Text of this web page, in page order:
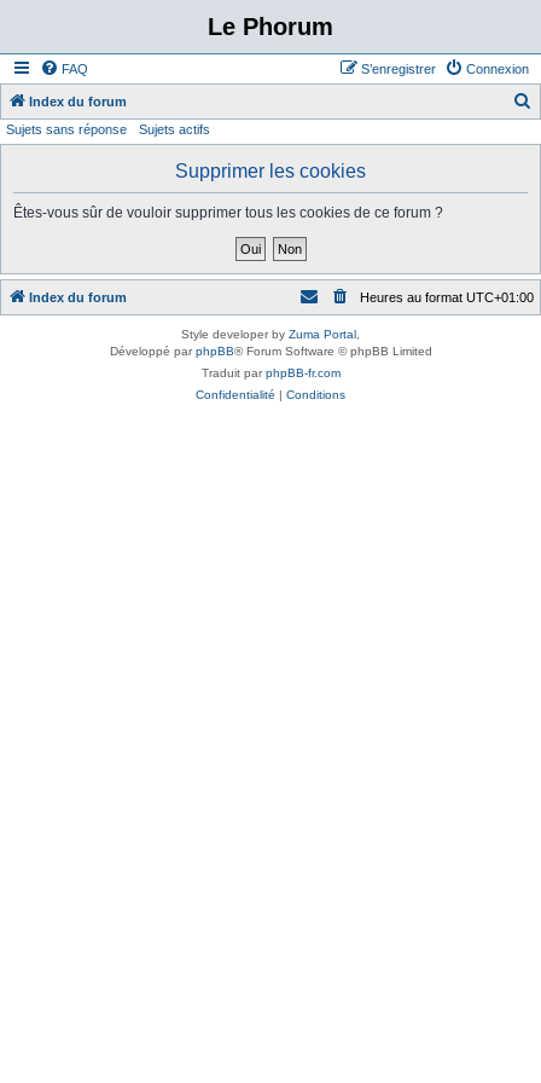
Le Phorum
FAQ Connexion
S’enregistrer
Index du forum
c
h
Sujets sans réponse Sujets actifs
Supprimer les cookies
Êtes-vous sûr de vouloir supprimer tous les cookies de ce forum ?
Index du forum Heures au format UTC+01:00
Style developer by Zuma Portal
Développé parphpBB® Forum Software © phpBB Limited
Traduit parphpBB-fr.com
Confidentialité | Conditions